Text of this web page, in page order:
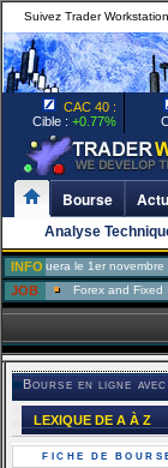
Suivez Trader
CAC 40 :
Cible : +0.77%
Bourse
Analyse
INFOle 1er novembre
JOBForex and Fixed Income
Bourse en ligne
LEXIQUE DE A À Z
FICHE DE